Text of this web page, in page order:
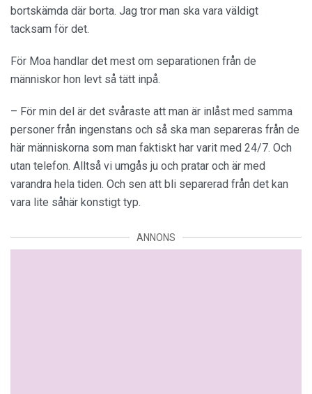
bortskämda där borta. Jag tror man ska vara väldigt
tacksam för det.
För Moa handlar det mest om separationen från de
människor hon levt så tätt inpå.
– För min del är det svåraste att man är inlåst med samma
personer från ingenstans och så ska man separeras från de
här människorna som man faktiskt har varit med 24/7. Och
utan telefon. Alltså vi umgås ju och pratar och är med
varandra hela tiden. Och sen att bli separerad från det kan
vara lite såhär konstigt typ.
ANNONS